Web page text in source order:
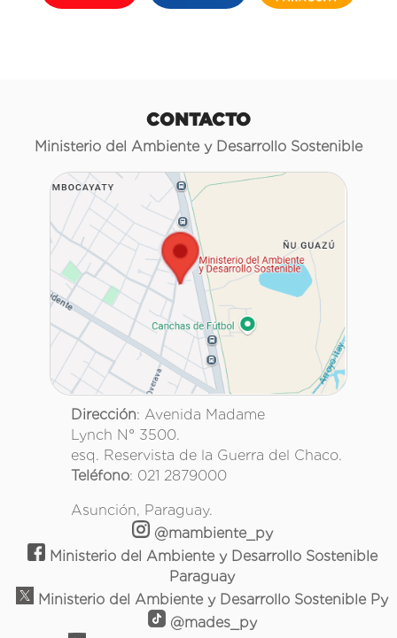
CONTACTO
Ministerio del Ambiente y Desarrollo Sostenible
Dirección: Avenida Madame
Lynch N° 3500.
esq. Reservista de la Guerra del Chaco.
Teléfono: 021 2879000
Asunción, Paraguay.
@mambiente_py
Ministerio del Ambiente y Desarrollo Sostenible
Paraguay
Ministerio del Ambiente y Desarrollo Sostenible Py
@mades_py